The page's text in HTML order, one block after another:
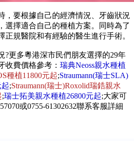
要根據自己的經濟情況、牙齒狀況
選擇適合自己的種植方案。同時為了
正規醫院和有經驗的醫生進行手術。
?更多粵港深市民們朋友選擇的29年
收費價格參考： 瑞典Neoss親水種植
種植11800元起;Straumann(瑞士SLA)
;Straumann(瑞士)Roxolid瑞鋯親水
;瑞士拓美親水種植26800元起;大家可
或0755-61302632聯系客服詳細